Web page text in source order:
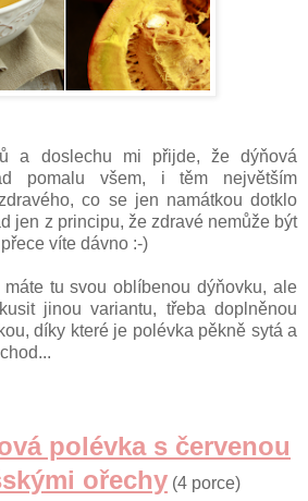
a doslechu mi přijde, že dýňová
pomalu všem, i těm největším
co se jen namátkou dotklo
jen z principu, že zdravé nemůže být
víte dávno :-)
tu svou oblíbenou dýňovku, ale
jinou variantu, třeba doplněnou
díky které je polévka pěkně sytá a
polévka s červenou
ořechy (4 porce)